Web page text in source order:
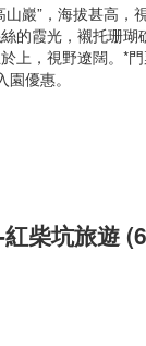
巖”，海拔甚高
的霞光，襯托珊
上，視野遼闊。 *
優惠。
紅柴坑旅遊